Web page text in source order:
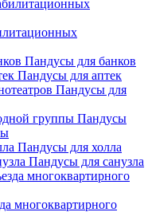
Пандусы для банков
Пандусы для аптек
Пандусы для
Пандусы
Пандусы для холла
Пандусы для санузла
многоквартирного